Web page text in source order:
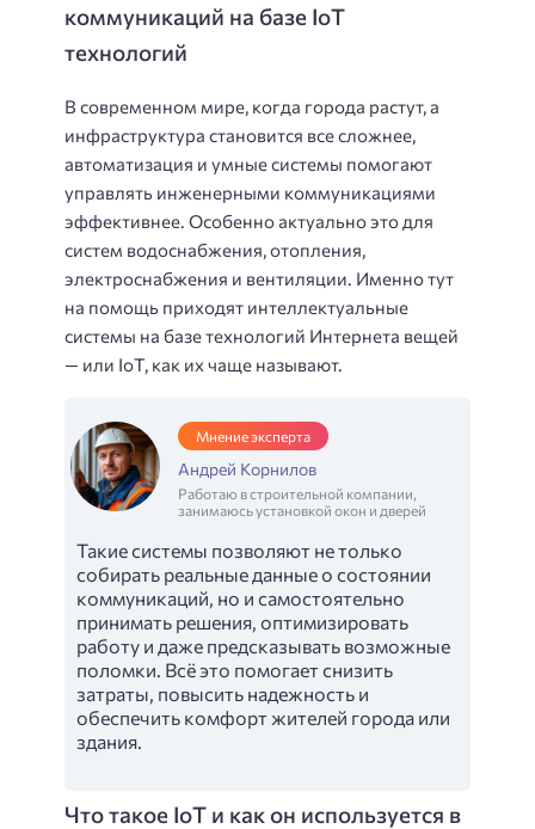
коммуникаций на базе IoT
технологий
В современном мире, когда города растут, а
инфраструктура становится все сложнее,
автоматизация и умные системы помогают
управлять инженерными коммуникациями
эффективнее. Особенно актуально это для
систем водоснабжения, отопления,
электроснабжения и вентиляции. Именно тут
на помощь приходят интеллектуальные
системы на базе технологий Интернета вещей
— или IoT, как их чаще называют.
Мнение эксперта
Андрей Корнилов
Работаю в строительной компании,
занимаюсь установкой окон и дверей
Такие системы позволяют не только
собирать реальные данные о состоянии
коммуникаций, но и самостоятельно
принимать решения, оптимизировать
работу и даже предсказывать возможные
поломки. Всё это помогает снизить
затраты, повысить надежность и
обеспечить комфорт жителей города или
здания.
Что такое IoT и как он используется в